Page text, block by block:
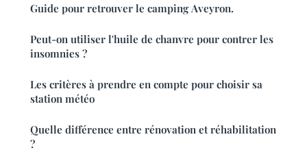
Guide pour retrouver le camping Aveyron.
Peut-on utiliser l'huile de chanvre pour contrer les
insomnies ?
Les critères à prendre en compte pour choisir sa
station météo
Quelle différence entre rénovation et réhabilitation
?